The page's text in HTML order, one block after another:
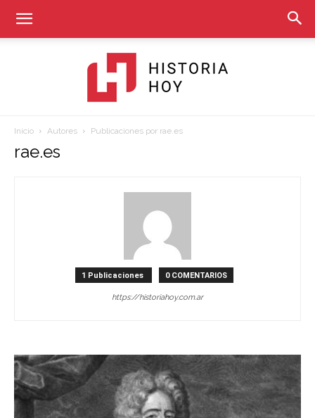
Historia
Inicio Autores Publicaciones por rae.es
rae.es
1 Publicaciones 0 COMENTARIOS
https://historiahoy.com.ar